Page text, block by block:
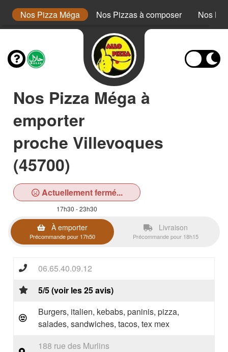
Nos Pizza Méga Nos Pizzas à composer Nos
Nos Pizza Méga à
emporter
proche Villevoques
(45700)
Actuellement fermé...
17h30 - 23h30
À emporter
Précommande pour 17h50
Livraison
Précommande pour 18h15
06.65.40.09.12
5/5 (voir les 25 avis)
Burgers, italien, kebabs, paninis, pizza,
salades, sandwiches, tacos, tex mex
188 rue des Murlins